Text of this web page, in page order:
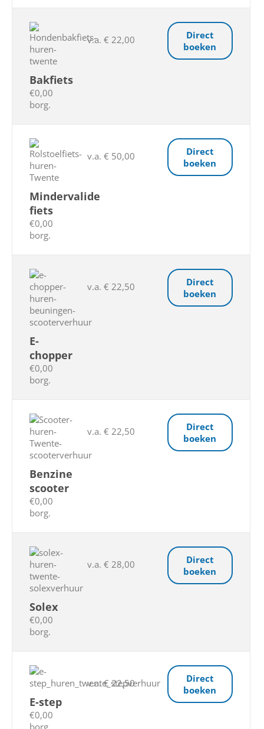
Bakfiets
€0,00
borg.
v.a. € 22,00
Direct
boeken
Mindervalide
fiets
€0,00
borg.
v.a. € 50,00
Direct
boeken
E-
chopper
€0,00
borg.
v.a. € 22,50
Direct
boeken
Benzine
scooter
€0,00
borg.
v.a. € 22,50
Direct
boeken
Solex
€0,00
borg.
v.a. € 28,00
Direct
boeken
E-step
€0,00
borg.
v.a. € 22,50
Direct
boeken